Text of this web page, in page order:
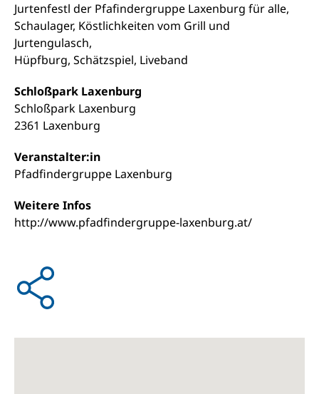
Jurtenfestl der Pfafindergruppe Laxenburg für alle,
Schaulager, Köstlichkeiten vom Grill und
Jurtengulasch,
Hüpfburg, Schätzspiel, Liveband
Schloßpark Laxenburg
Schloßpark Laxenburg
2361 Laxenburg
Veranstalter:in
Pfadfindergruppe Laxenburg
Weitere Infos
http://www.pfadfindergruppe-laxenburg.at/